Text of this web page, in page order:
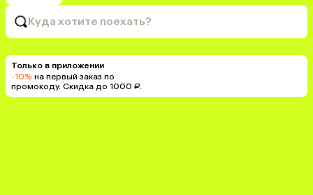
Куда хотите поехать?
Только в приложении
-10% на первый заказ по
промокоду. Скидка до 1000 ₽.